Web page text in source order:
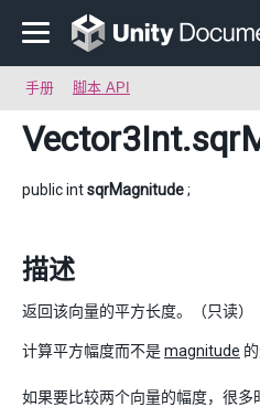
手册 脚本 API
Vector3Int
public intsqrMagnitude;
描述
返回该向量的平方长度。（只读）
计算平方幅度而不是magnitude
如果要比较两个向量的幅度，很